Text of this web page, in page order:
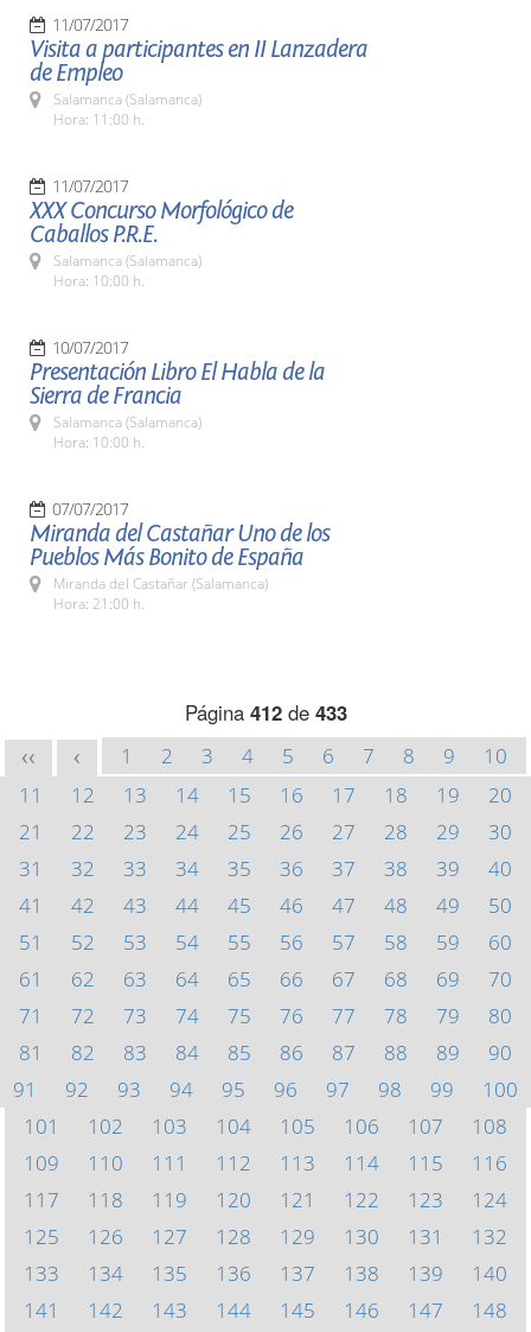
11/07/2017
Visita a participantes en II Lanzadera
de Empleo
Salamanca (Salamanca)
Hora: 11:00 h.
11/07/2017
XXX Concurso Morfológico de
Caballos P.R.E.
Salamanca (Salamanca)
Hora: 10:00 h.
10/07/2017
Presentación Libro El Habla de la
Sierra de Francia
Salamanca (Salamanca)
Hora: 10:00 h.
07/07/2017
Miranda del Castañar Uno de los
Pueblos Más Bonito de España
Miranda del Castañar (Salamanca)
Hora: 21:00 h.
Página 412de 433
<< < 1 2 3 4 5 6 7 8 9
10
11
12 13 14 15 16 17 18 19
20
21
22 23 24 25 26 27 28 29
30
31
32 33 34 35 36 37 38 39
40
41
42 43 44 45 46 47 48 49
50
51
52 53 54 55 56 57 58 59
60
61
62 63 64 65 66 67 68 69
70
71
72 73 74 75 76 77 78 79
80
81
82 83 84 85 86 87 88 89
90
91
92 93 94 95 96 97 98 99
100
101
102 103 104 105 106 107
108
109
110 111 112 113 114 115
116
117
118 119 120 121 122 123
124
125
126 127 128 129 130 131
132
133
134 135 136 137 138 139
140
141
142 143 144 145 146 147
148